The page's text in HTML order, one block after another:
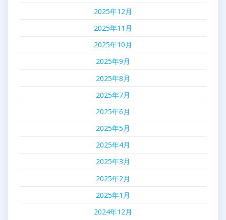
2025年12月
2025年11月
2025年10月
2025年9月
2025年8月
2025年7月
2025年6月
2025年5月
2025年4月
2025年3月
2025年2月
2025年1月
2024年12月